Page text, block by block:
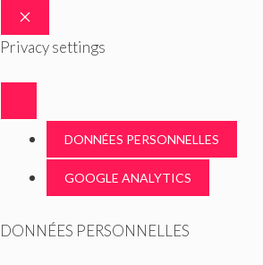
FERMER
Privacy settings
DONNÉES PERSONNELLES
GOOGLE ANALYTICS
DONNÉES PERSONNELLES